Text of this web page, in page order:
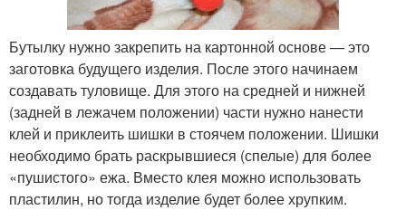
Бутылку нужно закрепить на картонной основе — это
заготовка будущего изделия. После этого начинаем
создавать туловище. Для этого на средней и нижней
(задней в лежачем положении) части нужно нанести
клей и приклеить шишки в стоячем положении. Шишки
необходимо брать раскрывшиеся (спелые) для более
«пушистого» ежа. Вместо клея можно использовать
пластилин, но тогда изделие будет более хрупким.